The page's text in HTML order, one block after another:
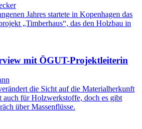
Jahres startete in Kopenhagen das
„Timberhaus“, das den Holzbau in
mit ÖGUT-Projektleiterin
die Sicht auf die Materialherkunft
auch für Holzwerkstoffe, doch es gibt
über Massenflüsse.